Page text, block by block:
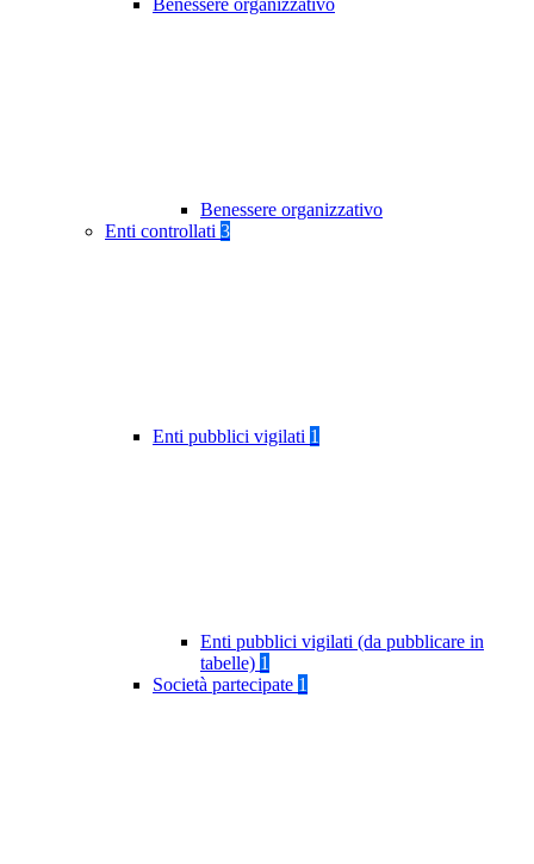
Benessere organizzativo
Benessere organizzativo
Enti controllati 3
Enti pubblici vigilati 1
Enti pubblici vigilati (da pubblicare in
tabelle) 1
Società partecipate 1